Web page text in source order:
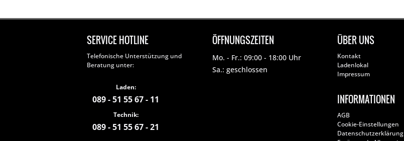
SERVICE HOTLINE
Telefonische Unterstützung und
Beratung unter:
Laden:
089 - 51 55 67 - 11
Technik:
089 - 51 55 67 - 21
ÖFFNUNGSZEITEN
Mo. - Fr.: 09:00 - 18:00 Uhr
Sa.: geschlossen
ÜBER UNS
Kontakt
Ladenlokal
Impressum
INFORMATIONEN
AGB
Cookie-Einstellungen
Datenschutzerklärung